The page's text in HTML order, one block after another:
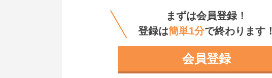
まずは会員登録！
登録は簡単1分で終わります！
会員登録